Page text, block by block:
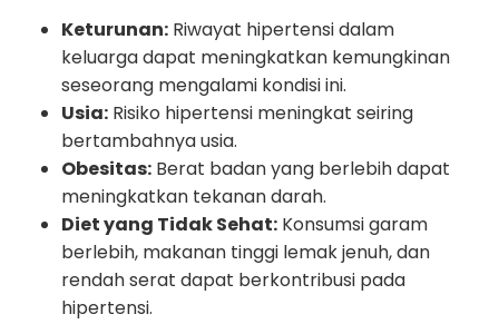
Keturunan: Riwayat hipertensi dalam
keluarga dapat meningkatkan kemungkinan
seseorang mengalami kondisi ini.
Usia: Risiko hipertensi meningkat seiring
bertambahnya usia.
Obesitas: Berat badan yang berlebih dapat
meningkatkan tekanan darah.
Diet yang Tidak Sehat: Konsumsi garam
berlebih, makanan tinggi lemak jenuh, dan
rendah serat dapat berkontribusi pada
hipertensi.